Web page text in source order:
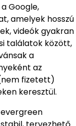
Google,
amelyek hosszú
videók gyakran
találatok között,
a
az
fizetett)
keresztül.